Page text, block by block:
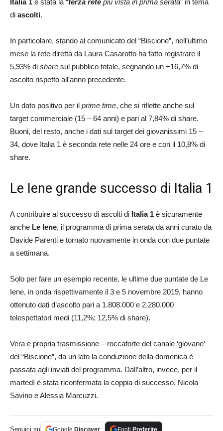
Italia 1 è stata la “terza rete più vista in prima serata” in tema
di ascolti.
In particolare, stando al comunicato del “Biscione”, nell’ultimo
mese la rete diretta da Laura Casarotto ha fatto registrare il
5,93% di share sul pubblico totale, segnando un +16,7% di
ascolto rispetto all’anno precedente.
Un dato positivo per il prime time, che si riflette anche sul
target commerciale (15 – 64 anni) e pari al 7,84% di share.
Buoni, del resto, anche i dati sul target dei giovanissimi 15 –
34, dove Italia 1 è seconda rete nelle 24 ore e con il 10,8% di
share.
Le Iene grande successo di Italia 1
A contribuire al successo di ascolti di Italia 1 è sicuramente
anche Le Iene, il programma di prima serata da anni curato da
Davide Parenti e tornato nuovamente in onda con due puntate
a settimana.
Solo per fare un esempio recente, le ultime due puntate de Le
Iene, in onda rispettivamente il 3 e 5 novembre 2019, hanno
ottenuto dati d’ascolto pari a 1.808.000 e 2.280.000
telespettatori medi (11,2%; 12,5% di share).
Vera e propria trasmissione – roccaforte del canale ‘giovane’
del “Biscione”, da un lato la conduzione della domenica è
passata agli inviati del programma. Dall’altro, invece, per il
martedì è stata riconfermata la coppia di successo, Nicola
Savino e Alessia Marcuzzi.
Seguici su Google Discover Fonti Preferite